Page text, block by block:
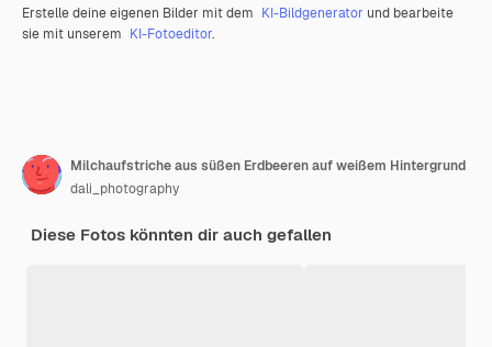
Erstelle deine eigenen Bilder mit dem KI-Bildgenerator und bearbeite
sie mit unserem KI-Fotoeditor.
Milchaufstriche aus süßen Erdbeeren auf weißem Hintergrund
dali_photography
Diese Fotos könnten dir auch gefallen